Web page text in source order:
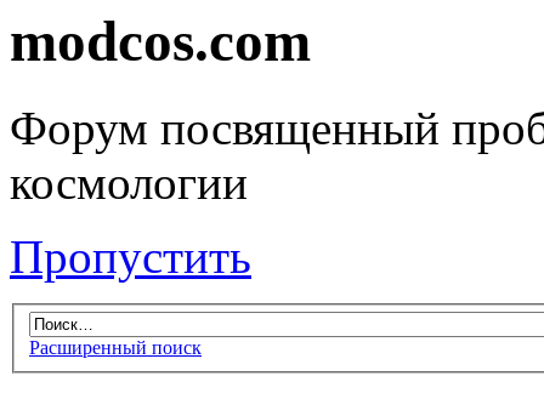
modcos.com
Форум посвященный
космологии
Пропустить
Расширенный поиск